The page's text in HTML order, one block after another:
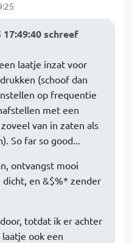
schreef
laatje inzat voor
(schoof dan
op frequentie
met een
van in zaten als
So far so good...
ontvangst mooi
en &$%* zender
totdat ik er achter
ook een